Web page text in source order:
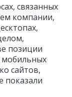
связанных
компании,
позиции
мобильных
сайтов,
показали